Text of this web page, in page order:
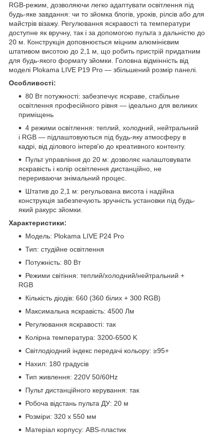
RGB-режим, дозволяючи легко адаптувати освітлення під
будь-яке завдання: чи то зйомка блогів, уроків, рілсів або для
майстрів візажу. Регулювання яскравості та температури
доступне як вручну, так і за допомогою пульта з дальністю до
20 м. Конструкція доповнюється міцним алюмінієвим
штативом висотою до 2,1 м, що робить пристрій придатним
для будь-якого формату зйомки. Головна відмінність від
моделі Plokama LIVE P19 Pro — збільшений розмір панелі.
Особливості:
80 Вт потужності: забезпечує яскраве, стабільне
освітлення професійного рівня — ідеально для великих
приміщень
4 режими освітлення: теплий, холодний, нейтральний
і RGB — підлаштовуються під будь-яку атмосферу в
кадрі, від ділового інтерв'ю до креативного контенту.
Пульт управління до 20 м: дозволяє налаштовувати
яскравість і колір освітлення дистанційно, не
перериваючи знімальний процес.
Штатив до 2,1 м: регульована висота і надійна
конструкція забезпечують зручність установки під будь-
який ракурс зйомки.
Характеристики:
Модель: Plokama LIVE P24 Pro
Тип: студійне освітлення
Потужність: 80 Вт
Режими світіння: теплий/холодний/нейтральний +
RGB
Кількість діодів: 660 (360 білих + 300 RGB)
Максимальна яскравість: 4500 Лм
Регулювання яскравості: так
Колірна температура: 3200-6500 K
Світлодіодний індекс передачі кольору: ≥95+
Нахил: 180 градусів
Тип живлення: 220V 50/60Hz
Пульт дистанційного керування: так
Робоча відстань пульта ДУ: 20 м
Розміри: 320 х 550 мм
Матеріал корпусу: ABS-пластик